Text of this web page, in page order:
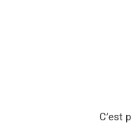
C’est